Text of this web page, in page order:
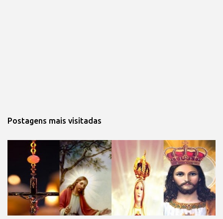
Postagens mais visitadas